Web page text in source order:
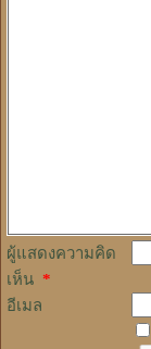
ผู้แสดงความคิด
เห็น *
อีเมล